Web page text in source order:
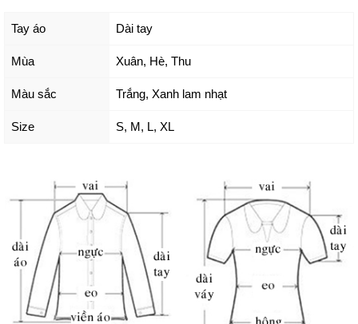
Tay áo Dài tay
Mùa Xuân, Hè, Thu
Màu sắc Trắng, Xanh lam nhạt
Size S, M, L, XL